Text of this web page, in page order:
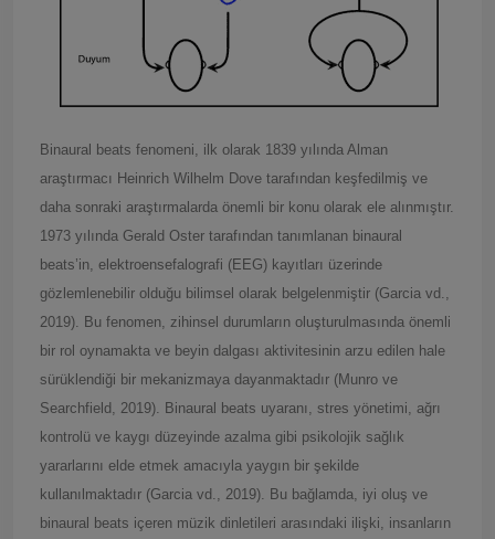
Binaural beats fenomeni, ilk olarak 1839 yılında Alman
araştırmacı Heinrich Wilhelm Dove tarafından keşfedilmiş ve
daha sonraki araştırmalarda önemli bir konu olarak ele alınmıştır.
1973 yılında Gerald Oster tarafından tanımlanan binaural
beats’in, elektroensefalografi (EEG) kayıtları üzerinde
gözlemlenebilir olduğu bilimsel olarak belgelenmiştir (Garcia vd.,
2019). Bu fenomen, zihinsel durumların oluşturulmasında önemli
bir rol oynamakta ve beyin dalgası aktivitesinin arzu edilen hale
sürüklendiği bir mekanizmaya dayanmaktadır (Munro ve
Searchfield, 2019). Binaural beats uyaranı, stres yönetimi, ağrı
kontrolü ve kaygı düzeyinde azalma gibi psikolojik sağlık
yararlarını elde etmek amacıyla yaygın bir şekilde
kullanılmaktadır (Garcia vd., 2019). Bu bağlamda, iyi oluş ve
binaural beats içeren müzik dinletileri arasındaki ilişki, insanların